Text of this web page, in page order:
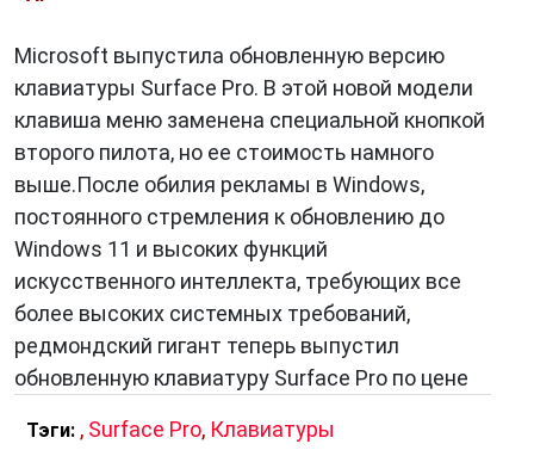
Microsoft выпустила обновленную версию
клавиатуры Surface Pro. В этой новой модели
клавиша меню заменена специальной кнопкой
второго пилота, но ее стоимость намного
выше.После обилия рекламы в Windows,
постоянного стремления к обновлению до
Windows 11 и высоких функций
искусственного интеллекта, требующих все
более высоких системных требований,
редмондский гигант теперь выпустил
обновленную клавиатуру Surface Pro по цене
Тэги: , Surface Pro, Клавиатуры